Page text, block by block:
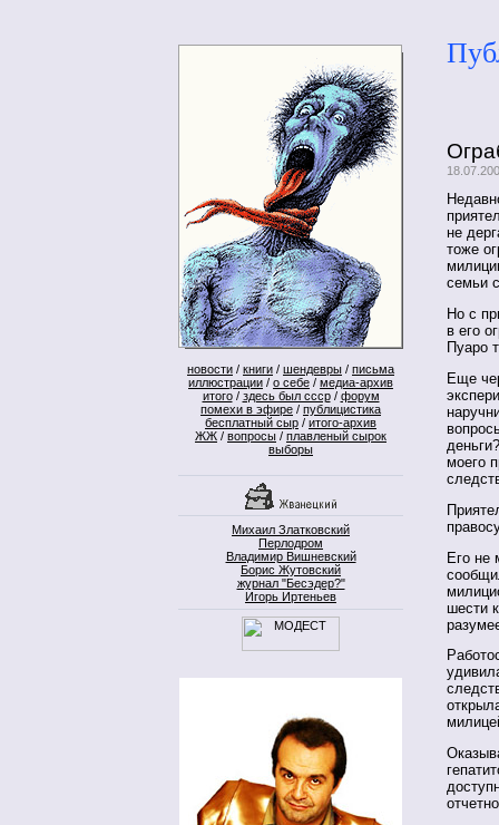
новости / книги / шендевры / письма
иллюстрации / о себе / медиа-архив
итого/ здесь был ссср/ форум
помехи в эфире / публицистика
бесплатный сыр / итого-архив
ЖЖ / вопросы / плавленый сырок
выборы
Михаил Златковский
Перлодром
Владимир Вишневский
Борис Жутовский
журнал "Бесэдер?"
Игорь Иртеньев
не
тоже
семьи
Но с
в его
Пуаро
Еще
моего
Его не
шести